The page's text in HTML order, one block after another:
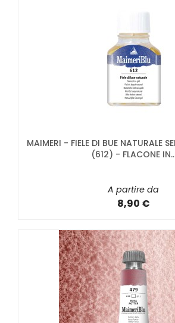
MAIMERI - FIELE DI BUE NATURALE
(612) - FLACONE
A partire da
8,90 €